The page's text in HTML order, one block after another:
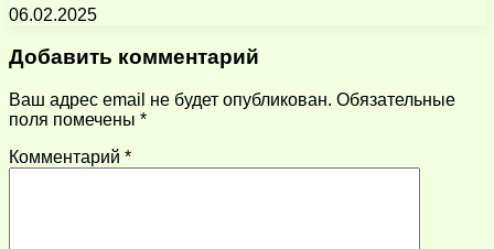
06.02.2025
Добавить комментарий
Ваш адрес email не будет опубликован. Обязательные
поля помечены *
Комментарий *